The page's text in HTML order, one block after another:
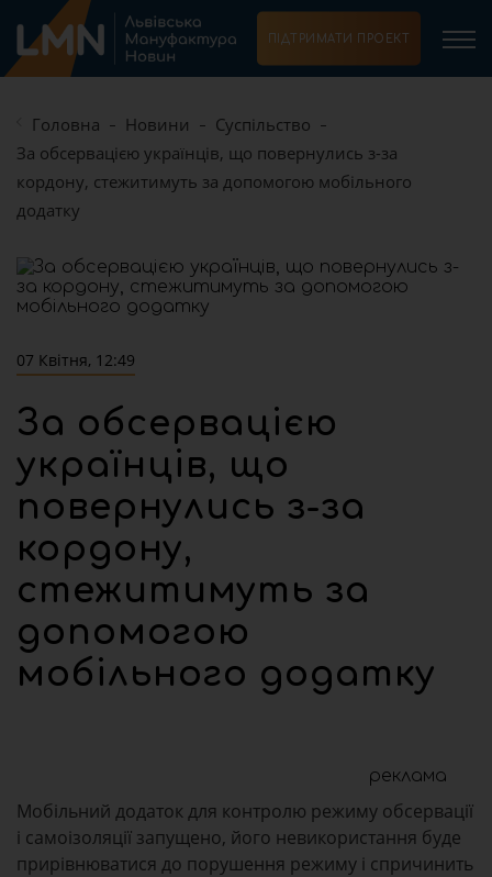
ПІДТРИМАТИ ПРОЕКТ
Головна Новини
Суспільство
За обсервацією українців, що повернулись з-за
кордону, стежитимуть за допомогою мобільного
додатку
07 Квітня, 12:49
За обсервацією
українців, що
повернулись з-за
кордону,
стежитимуть за
допомогою
мобільного додатку
реклама
Мобільний додаток для контролю режиму обсервації
і самоізоляції запущено, його невикористання буде
прирівнюватися до порушення режиму і спричинить